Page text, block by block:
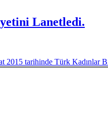
Lanetledi.
tarihinde Türk Kadınlar